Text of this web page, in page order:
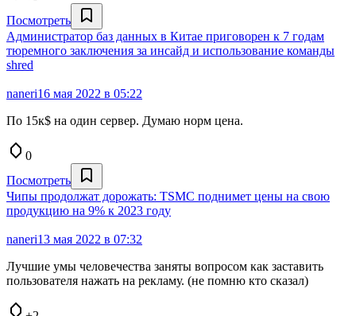
Посмотреть
Администратор баз данных в Китае приговорен к 7 годам
тюремного заключения за инсайд и использование команды
shred
naneri16 мая 2022 в 05:22
По 15к$ на один сервер. Думаю норм цена.
0
Посмотреть
Чипы продолжат дорожать: TSMC поднимет цены на свою
продукцию на 9% к 2023 году
naneri13 мая 2022 в 07:32
Лучшие умы человечества заняты вопросом как заставить
пользователя нажать на рекламу. (не помню кто сказал)